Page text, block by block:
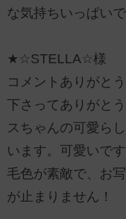
な気持ちいっぱい
★☆STELLA☆様
コメントありがと
下さってありがと
スちゃんの可愛ら
います。可愛いで
毛色が素敵で、お
が止まりません！